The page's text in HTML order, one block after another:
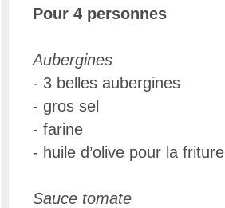
Pour 4 personnes
Aubergines
- 3 belles aubergines
- gros sel
- farine
- huile d’olive pour la friture
Sauce tomate